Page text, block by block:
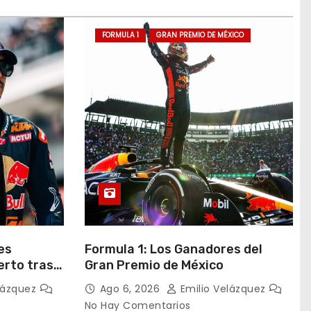
tras
FORMULA 1 GRAN PREMIO DE MÉXICO
Formula 1: Los Ganadores del
Gran Premio de México
Ago 6, 2026
Emilio Velázquez
No Hay Comentarios